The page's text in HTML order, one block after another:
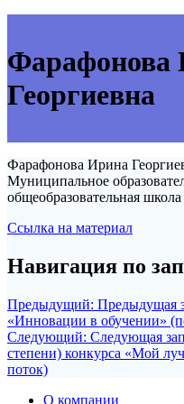
Фарафонова
Георгиевна
Фарафонова Ирина
Муниципальное
общеобразовательная
Ссылка на материал
Навигация по
Предыдущий: Предыдущая
«Инновации в обучении»
Следующий: Следующая
степени) конкурса «Мой
поток)
О компании